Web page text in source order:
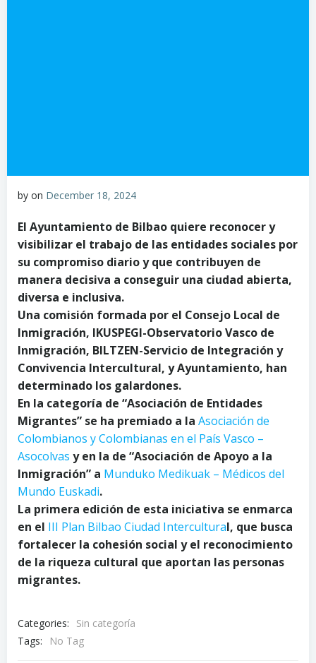
by on December 18, 2024
El Ayuntamiento de Bilbao quiere reconocer y
visibilizar el trabajo de las entidades sociales por
su compromiso diario y que contribuyen de
manera decisiva a conseguir una ciudad abierta,
diversa e inclusiva.
Una comisión formada por el Consejo Local de
Inmigración, IKUSPEGI-Observatorio Vasco de
Inmigración, BILTZEN-Servicio de Integración y
Convivencia Intercultural, y Ayuntamiento, han
determinado los galardones.
En la categoría de “Asociación de Entidades
Migrantes” se ha premiado a la Asociación de
Colombianos y Colombianas en el País Vasco –
Asocolvas y en la de “Asociación de Apoyo a la
Inmigración” a Munduko Medikuak – Médicos del
Mundo Euskadi.
La primera edición de esta iniciativa se enmarca
en el III Plan Bilbao Ciudad Intercultural, que busca
fortalecer la cohesión social y el reconocimiento
de la riqueza cultural que aportan las personas
migrantes.
Categories:
Sin categoría
Tags:
No Tag